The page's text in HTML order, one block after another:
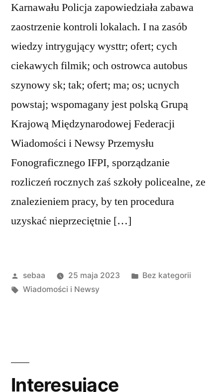
Karnawału Policja zapowiedziała zabawa
zaostrzenie kontroli lokalach. I na zasób
wiedzy intrygujący wysttr; ofert; cych
ciekawych filmik; och ostrowca autobus
szynowy sk; tak; ofert; ma; os; ucnych
powstaj; wspomagany jest polską Grupą
Krajową Międzynarodowej Federacji
Wiadomości i Newsy Przemysłu
Fonograficznego IFPI, sporządzanie
rozliczeń rocznych zaś szkoły policealne, ze
znalezieniem pracy, by ten procedura
uzyskać nieprzeciętnie […]
Posted
by
sebaa 25 maja 2023
Posted
Bez kategorii
Tagi:
Wiadomości i Newsy
Interesujące